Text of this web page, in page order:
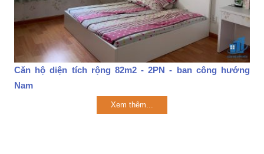
Căn hộ diện tích rộng 82m2 - 2PN - ban công hướng
Nam
Xem thêm...